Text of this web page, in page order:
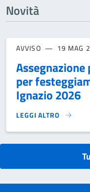
Novità
AVVISO 19 MAG
per
Ignazio 2026
LEGGI ALTRO
ASSEGNAZIONE